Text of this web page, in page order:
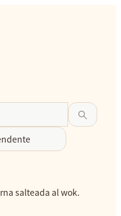
salteada al wok.